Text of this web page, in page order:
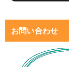
お問い合わせ